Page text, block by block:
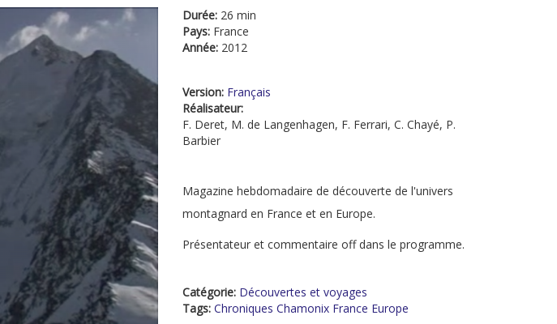
Durée: 26 min
Pays: France
Année: 2012
Version: Français
Réalisateur:
F. Deret, M. de Langenhagen, F. Ferrari, C. Chayé, P.
Barbier
Magazine hebdomadaire de découverte de l'univers
montagnard en France et en Europe.
Présentateur et commentaire off dans le programme.
Catégorie: Découvertes et voyages
Tags: Chroniques Chamonix France Europe